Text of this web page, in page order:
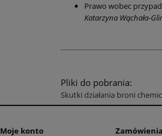
Prawo wobec
Katarzyna Wąchała-
Pliki do pobrania:
Skutki działania broni
Moje konto Zamówienia